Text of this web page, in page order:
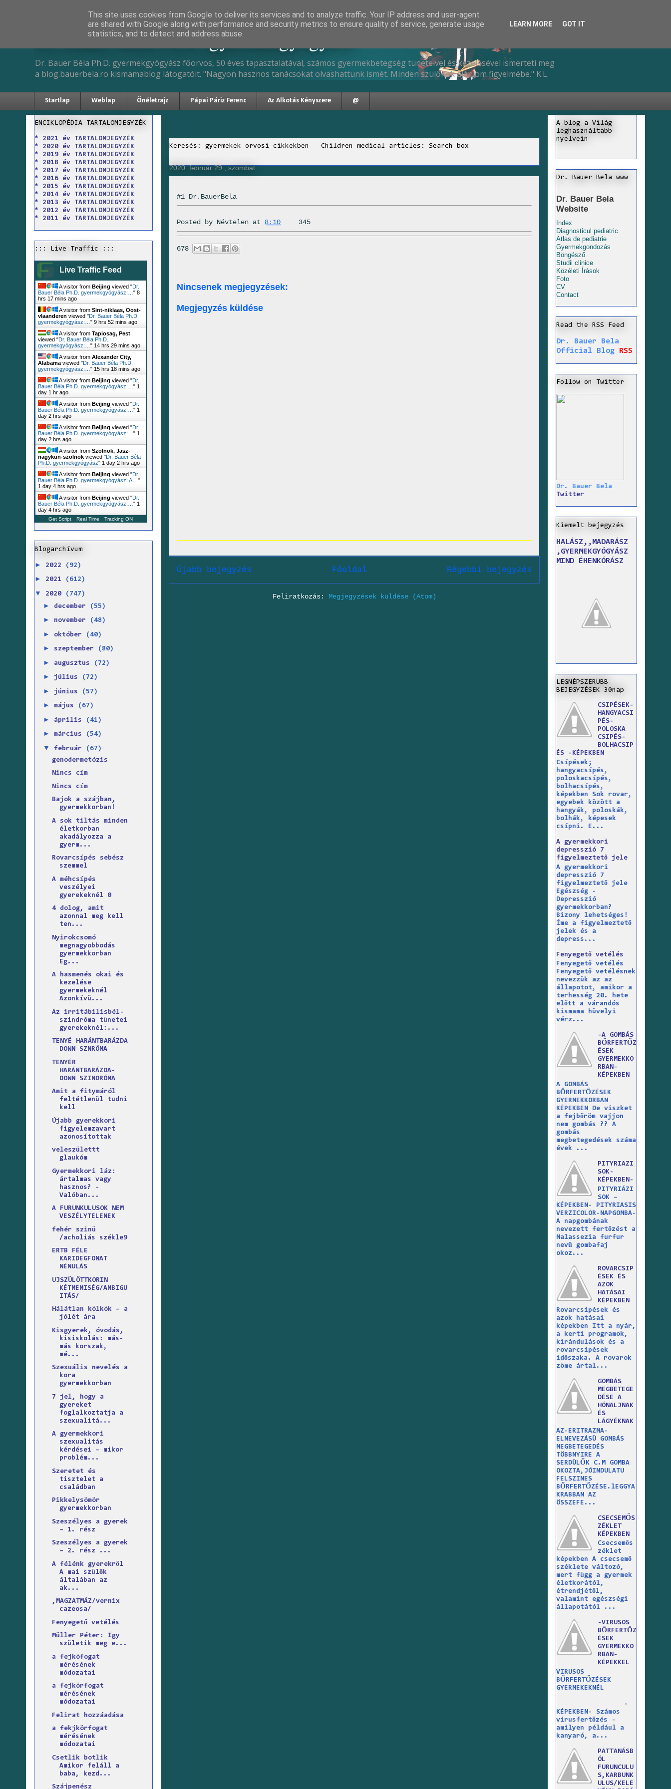
Dr. Bauer Béla Ph.D. gyermekgyógyász
Dr. Bauer Béla Ph.D. gyermekgyógyász főorvos, 50 éves tapasztalatával, számos gyermekbetegség tüneteivel és kezelésével ismerteti meg
a blog.bauerbela.ro kismamablog látogatóit. "Nagyon hasznos tanácsokat olvashattunk ismét. Minden szülőnek ajánlom figyelmébe." K.L.
Startlap Weblap Önéletrajz Pápai Páriz Ferenc Az Alkotás Kényszere @
Keresés: gyermekek orvosi cikkekben - Children medical articles: Search box
2020. február 29., szombat
#1 Dr.BauerBela
Posted by Névtelen at 8:10 345
678
Nincsenek megjegyzések:
Megjegyzés küldése
Újabb bejegyzés Régebbi bejegyzés
Főoldal
Feliratkozás: Megjegyzések küldése (Atom)
ENCIKLOPÉDIA TARTALOMJEGYZÉK
* 2021 év TARTALOMJEGYZÉK
* 2020 év TARTALOMJEGYZÉK
* 2019 év TARTALOMJEGYZÉK
* 2018 év TARTALOMJEGYZÉK
* 2017 év TARTALOMJEGYZÉK
* 2016 év TARTALOMJEGYZÉK
* 2015 év TARTALOMJEGYZÉK
* 2014 év TARTALOMJEGYZÉK
* 2013 év TARTALOMJEGYZÉK
* 2012 év TARTALOMJEGYZÉK
* 2011 év TARTALOMJEGYZÉK
::: Live Traffic :::
Live Traffic Feed
A visitor from Beijing viewed "Dr.
Bauer Béla Ph.D. gyermekgyógyász:… " 8
hrs 17 mins ago
A visitor from Sint-niklaas, Oost-
vlaanderen viewed "Dr. Bauer Béla Ph.D.
gyermekgyógyász:… " 9 hrs 52 mins ago
A visitor from Tapiosag, Pest
viewed "Dr. Bauer Béla Ph.D.
gyermekgyógyász:… " 14 hrs 30 mins ago
A visitor from Alexander City,
Alabama viewed "Dr. Bauer Béla Ph.D.
gyermekgyógyász:… " 15 hrs 18 mins ago
A visitor from Beijing viewed "Dr.
Bauer Béla Ph.D. gyermekgyógyász:… " 1
day 1 hr ago
A visitor from Beijing viewed "Dr.
Bauer Béla Ph.D. gyermekgyógyász:… " 1
day 2 hrs ago
A visitor from Beijing viewed "Dr.
Bauer Béla Ph.D. gyermekgyógyász:… " 1
day 2 hrs ago
A visitor from Szolnok, Jasz-
nagykun-szolnok viewed "Dr. Bauer Béla
Ph.D. gyermekgyógyász" 1 day 2 hrs ago
A visitor from Beijing viewed "Dr.
Bauer Béla Ph.D. gyermekgyógyász: A… "
1 day 4 hrs ago
A visitor from Beijing viewed "Dr.
Bauer Béla Ph.D. gyermekgyógyász:… " 1
day 4 hrs ago
Get Script Real Time Tracking ON
Blogarchívum
► 2022 (92)
► 2021 (612)
▼ 2020 (747)
► december (55)
► november (48)
► október (40)
► szeptember (80)
► augusztus (72)
► július (72)
► június (57)
► május (67)
► április (41)
► március (54)
▼ február
(67)
genodermetózis
Nincs cím
Nincs cím
Bajok a szájban,
gyermekkorban!
A sok tiltás minden
életkorban
akadályozza a
gyerm...
Rovarcsípés sebész
szemmel
A méhcsípés
veszélyei
gyerekeknél 0
4 dolog, amit
azonnal meg kell
ten...
Nyirokcsomó
megnagyobbodás
gyermekkorban
Eg...
A hasmenés okai és
kezelése
gyermekeknél
Azonkívü...
Az irritábilisbél-
szindróma tünetei
gyerekeknél:...
TENYÉ HARÁNTBARÁZDA
DOWN SZNRÓMA
TENYÉR
HARÁNTBARÁZDA-
DOWN SZINDRÓMA
Amit a fitymáról
feltétlenül tudni
kell
Újabb gyerekkori
figyelemzavart
azonosítottak
veleszülettt
glaukóm
Gyermekkori láz:
ártalmas vagy
hasznos? -
Valóban...
A FURUNKULUSOK NEM
VESZÉLYTELENEK
fehér szinü
/acholiás székle9
ERTB FÉLE
KARIDEGFONAT
NÉNULÁS
UJSZÜLÖTTKORIN
KÉTMEMISÉG/AMBIGU
ITÁS/
Hálátlan kölkök – a
jólét ára
Kisgyerek, óvodás,
kisiskolás: más-
más korszak,
mé...
Szexuális nevelés a
kora
gyermekkorban
7 jel, hogy a
gyereket
foglalkoztatja a
szexualitá...
A gyermekkori
szexualitás
kérdései – mikor
problém...
Szeretet és
tisztelet a
családban
Pikkelysömör
gyermekkorban
Szeszélyes a gyerek
– 1. rész
Szeszélyes a gyerek
– 2. rész ...
A félénk gyerekről
A mai szülők
általában az
ak...
,MAGZATMÁZ/vernix
cazeosa/
Fenyegető vetélés
Müller Péter: Így
születik meg e...
a fejköfogat
mérésének
módozatai
a fejkörfogat
mérésének
módozatai
Felirat hozzáadása
a fekjkörfogat
mérésének
módozatai
Csetlik botlik
Amikor feláll a
baba, kezd...
Szájpenész
A blog a Világ
leghasználtabb
nyelvein
Dr. Bauer Bela www
Dr. Bauer Bela
Website
Index
Diagnosticul pediatric
Atlas de pediatrie
Gyermekgondozás
Böngésző
Studii clinice
Közéleti Írások
Foto
CV
Contact
Read the RSS Feed
Dr. Bauer Bela
Official Blog
RSS
Follow on Twitter
Dr. Bauer Bela
Twitter
Kiemelt bejegyzés
HALÁSZ,,MADARÁSZ
,GYERMEKGYÓGYÁSZ
MIND ÉHENKÓRÁSZ
LEGNÉPSZERUBB
BEJEGYZÉSEK 30nap
CSIPÉSEK-
HANGYACSI
PÉS-
POLOSKA
CSIPÉS-
BOLHACSIP
ÉS -KÉPEKBEN
Csípések;
hangyacsípés,
poloskacsípés,
bolhacsípés,
képekben Sok rovar,
egyebek között a
hangyák, poloskák,
bolhák, képesek
csípni. E...
A gyermekkori
depresszió 7
figyelmeztető jele
A gyermekkori
depresszió 7
figyelmeztető jele
Egészség -
Depresszió
gyermekkorban?
Bizony lehetséges!
Íme a figyelmeztető
jelek és a
depress...
Fenyegető vetélés
Fenyegető vetélés
Fenyegető vetélésnek
nevezzük az az
állapotot, amikor a
terhesség 20. hete
előtt a várandós
kismama hüvelyi
vérz...
-A GOMBÁS
BŐRFERTŐZ
ÉSEK
GYERMEKKO
RBAN-
KÉPEKBEN
A GOMBÁS
BŐRFERTŐZÉSEK
GYERMEKKORBAN
KÉPEKBEN De viszket
a fejbőröm vajjon
nem gombás ?? A
gombás
megbetegedések száma
évek ...
PITYRIAZI
SOK-
KÉPEKBEN-
PITYRIÁZI
SOK –
KÉPEKBEN- PITYRIASIS
VERZICOLOR-NAPGOMBA-
A napgombának
nevezett fertőzést a
Malassezia furfur
nevű gombafaj
okoz...
ROVARCSIP
ÉSEK ÉS
AZOK
HATÁSAI
KÉPEKBEN
Rovarcsípések és
azok hatásai
képekben Itt a nyár,
a kerti programok,
kirándulások és a
rovarcsípések
időszaka. A rovarok
zöme ártal...
GOMBÁS
MEGBETEGE
DÉSE A
HÓNALJNAK
ÉS
LÁGYÉKNAK
AZ-ERITRAZMA-
ELNEVEZÁSÜ GOMBÁS
MEGBETEGEDÉS
TÖBBNYIRE A
SERDÜLŐK C.M GOMBA
OKOZTA,JÓINDULATU
FELSZINES
BŐRFERTŐZÉSE.lEGGYA
KRABBAN AZ
ÖSSZEFE...
CSECSEMŐS
ZÉKLET
KÉPEKBEN
Csecsemős
zéklet
képekben A csecsemő
széklete változó,
mert függ a gyermek
életkorától,
étrendjétől,
valamint egészségi
állapotától ...
-VIRUSOS
BŐRFERTŐZ
ÉSEK
GYERMEKKO
RBAN-
KÉPEKKEL
VIRUSOS
BŐRFERTŐZÉSEK
GYERMEKEKNÉL
-
KÉPEKBEN- Számos
vírusfertőzés -
amilyen például a
kanyaró, a...
PATTANÁSB
ÓL
FURUNCULU
S,KARBUNK
ULUS/KELE
This site uses cookies from Google to deliver its services and to analyze traffic. Your IP address and user-agent
are shared with Google along with performance and security metrics to ensure quality of service, generate usage
statistics, and to detect and address abuse.
LEARN MORE GOT IT